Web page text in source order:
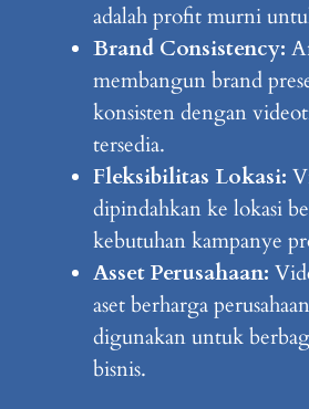
adalah profit murni
Brand Consistency:
membangun brand
konsisten dengan
tersedia.
Fleksibilitas Lokasi:
dipindahkan ke lokasi
kebutuhan kampanye
Asset Perusahaan:
aset berharga
digunakan untuk
bisnis.